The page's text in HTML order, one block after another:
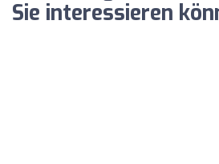
Sie interessieren